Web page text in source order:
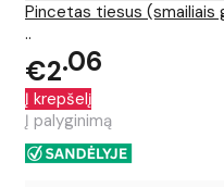
Pincetas tiesus (smailiais
..
€2 06
Į krepšelį
Į palyginimą